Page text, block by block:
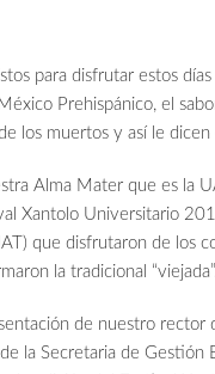
para disfrutar estos
Prehispánico, el
los muertos y así le
Alma Mater que es la
Xantolo Universitario
que disfrutaron de los
la tradicional “viejada”.
de nuestro
la Secretaria de Gestión